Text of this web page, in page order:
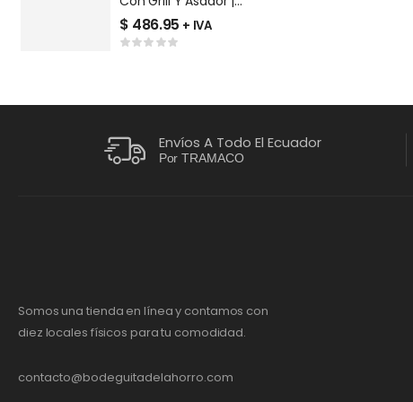
EM7640FX1
$ 486.95 + IVA
Envíos A Todo El Ecuador
Por TRAMACO
Somos una tienda en línea y contamos con
diez locales físicos para tu comodidad.
contacto@bodeguitadelahorro.com